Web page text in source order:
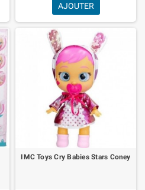
AJOUTER
IMC Toys Cry Babies Stars Coney